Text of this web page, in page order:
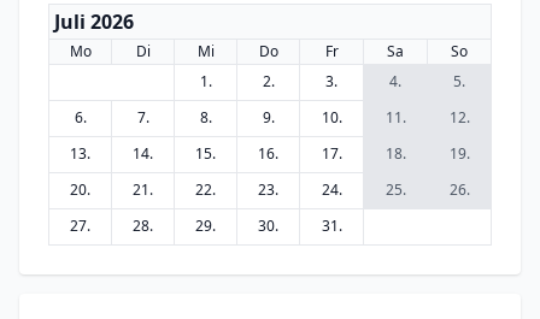
Juli 2026
Mo Di Mi Do Fr Sa
So
1.
2. 3. 4.
5.
6.
7. 8. 9. 10. 11.
12.
13.
14. 15. 16. 17. 18.
19.
20.
21. 22. 23. 24. 25.
26.
27.
28. 29. 30. 31.